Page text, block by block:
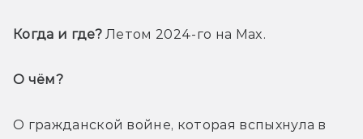
Когда и где? Летом 2024-го на Max.
О чём?
О гражданской войне, которая вспыхнула в